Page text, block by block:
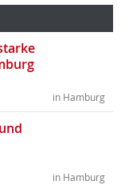
in Hamburg
in Hamburg